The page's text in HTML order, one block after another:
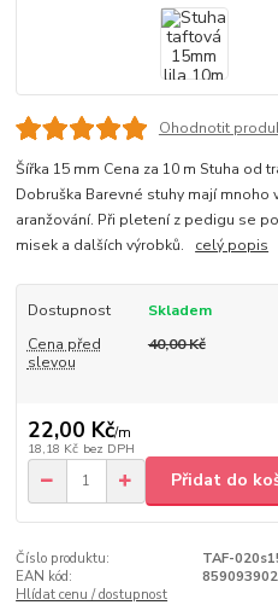
Ohodnotit
Šířka 15 mm Cena za 10 m Stuha od
Dobruška Barevné stuhy mají mnoho
aranžování. Při pletení z pedigu se
misek a dalších výrobků. celý popis
Dostupnost
Skladem
Cena před
slevou
40,00 Kč
22,00 Kč/m
18,18 Kč bez DPH
Přidat do
Číslo produktu:
TAF-
EAN kód:
Hlídat cenu / dostupnost